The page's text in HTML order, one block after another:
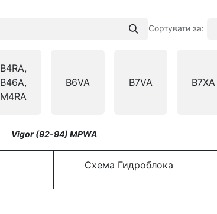
Сортувати за:
B4RA,
B46A,
M4RA
B6VA B7VA B7XA
Vigor (92-94) MPWA
Схема Гидроблока